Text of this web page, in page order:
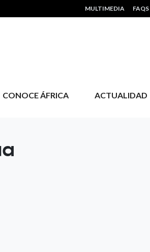
HEADER MENU
MULTIMEDIA FAQS
CONOCE ÁFRICA ACTUALIDAD